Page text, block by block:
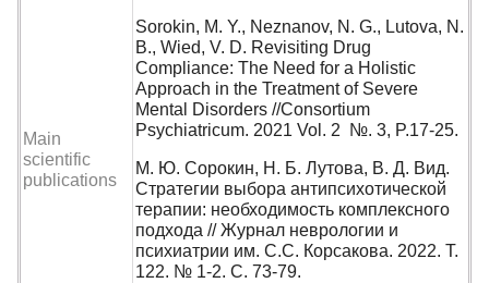
Main
scientific
publications
Sorokin, M. Y., Neznanov, N. G., Lutova, N.
B., Wied, V. D. Revisiting Drug
Compliance: The Need for a Holistic
Approach in the Treatment of Severe
Mental Disorders //Consortium
Psychiatricum. 2021 Vol. 2 №. 3, P.17-25.
М. Ю. Сорокин, Н. Б. Лутова, В. Д. Вид.
Стратегии выбора антипсихотической
терапии: необходимость комплексного
подхода // Журнал неврологии и
психиатрии им. C.C. Корсакова. 2022. Т.
122. № 1-2. С. 73-79.